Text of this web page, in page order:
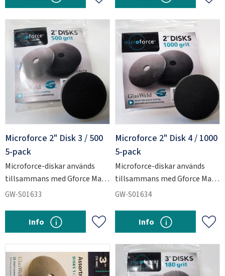
Microforce 2" Disk 3 / 500
5-pack
Microforce-diskar används
tillsammans med Gforce Max
för att slipa ner kraftiga
GW-S01633
Add to favorites
Info
Microforce 2" Disk 4 / 1000
5-pack
Microforce-diskar används
tillsammans med Gforce Max
för att slipa ner kraftiga
GW-S01634
Add
Info